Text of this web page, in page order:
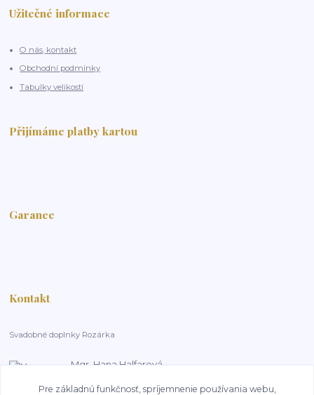
Užitečné informace
O nás, kontakt
Obchodní podmínky
Tabulky velikostí
Přijímáme platby kartou
Garance
Kontakt
Svadobné doplnky Rozárka
Mgr. Hana Halfarová
14:00-18:00, pracovní dny
Pre základnú funkčnosť, spríjemnenie používania webu,